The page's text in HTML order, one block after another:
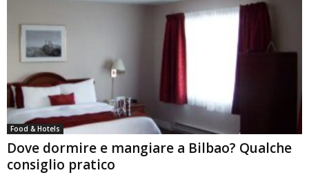
Food & Hotels
Dove dormire e mangiare a Bilbao? Qualche
consiglio pratico